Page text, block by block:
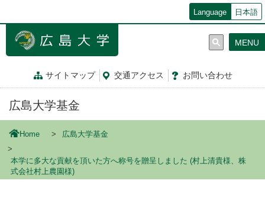
ン
Language 日本語
サイトマップ 交通アクセス お問い合わせ
MENU
広島大学基金
Home 広島大学基金
本学に多大な貢献を頂いた方へ称号を贈呈しました (村上清貴様、株
式会社村上農園様)